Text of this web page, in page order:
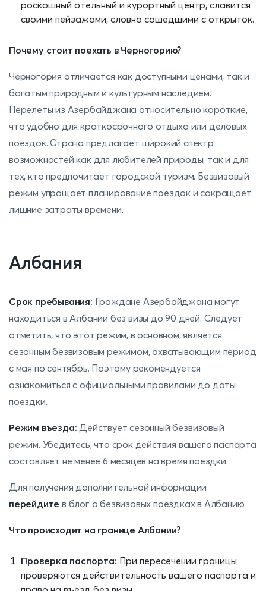
роскошный отельный и курортный центр, славится
своими пейзажами, словно сошедшими с открыток.
Почему стоит поехать в Черногорию?
Черногория отличается как доступными ценами, так и
богатым природным и культурным наследием.
Перелеты из Азербайджана относительно короткие,
что удобно для краткосрочного отдыха или деловых
поездок. Страна предлагает широкий спектр
возможностей как для любителей природы, так и для
тех, кто предпочитает городской туризм. Безвизовый
режим упрощает планирование поездок и сокращает
лишние затраты времени.
Албания
Срок пребывания: Граждане Азербайджана могут
находиться в Албании без визы до 90 дней. Следует
отметить, что этот режим, в основном, является
сезонным безвизовым режимом, охватывающим период
с мая по сентябрь. Поэтому рекомендуется
ознакомиться с официальными правилами до даты
поездки.
Режим въезда: Действует сезонный безвизовый
режим. Убедитесь, что срок действия вашего паспорта
составляет не менее 6 месяцев на время поездки.
Для получения дополнительной информации
перейдитев блог о безвизовых поездках в Албанию.
Что происходит на границе Албании?
Проверка паспорта: При пересечении границы
проверяются действительность вашего паспорта и